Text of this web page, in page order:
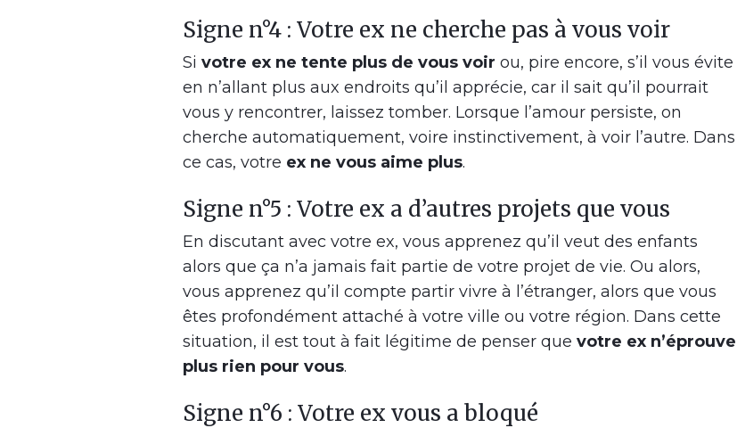
Signe n°4 : Votre ex ne cherche pas à vous voir
Si votre ex ne tente plus de vous voir ou, pire encore, s’il vous évite
en n’allant plus aux endroits qu’il apprécie, car il sait qu’il pourrait
vous y rencontrer, laissez tomber. Lorsque l’amour persiste, on
cherche automatiquement, voire instinctivement, à voir l’autre. Dans
ce cas, votre ex ne vous aime plus.
Signe n°5 : Votre ex a d’autres projets que vous
En discutant avec votre ex, vous apprenez qu’il veut des enfants
alors que ça n’a jamais fait partie de votre projet de vie. Ou alors,
vous apprenez qu’il compte partir vivre à l’étranger, alors que vous
êtes profondément attaché à votre ville ou votre région. Dans cette
situation, il est tout à fait légitime de penser que votre ex n’éprouve
plus rien pour vous.
Signe n°6 : Votre ex vous a bloqué